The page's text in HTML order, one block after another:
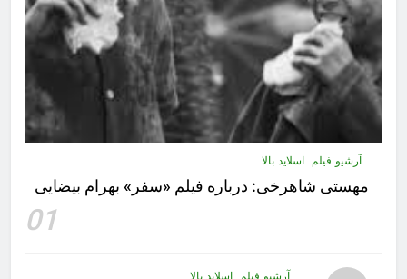
آرشیو فیلم اسلاید بالا
مهستى شاهرخى:‌ درباره فيلم «سفر» بهرام بیضایی
01